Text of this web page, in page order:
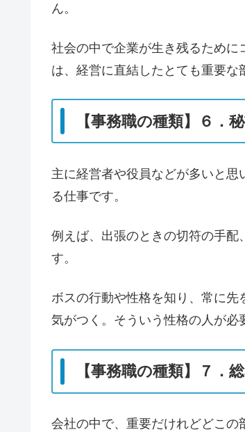
ん。
社会の中で企業が生き残るため
は、経営に直結したとても重要な
【事務職の種類】６．
主に経営者や役員などが多いと
る仕事です。
例えば、出張のときの切符の手
す。
ボスの行動や性格を知り、常に
気がつく。そういう性格の人が必
【事務職の種類】７．
会社の中で、重要だけれどどこの